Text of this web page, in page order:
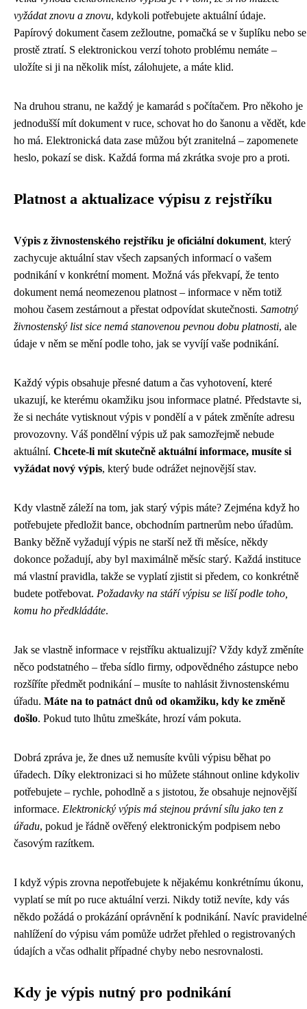
vyžádat znovu a znovu, kdykoli potřebujete aktuální údaje.
Papírový dokument časem zežloutne, pomačká se v šuplíku nebo se
prostě ztratí. S elektronickou verzí tohoto problému nemáte –
uložíte si ji na několik míst, zálohujete, a máte klid.
Na druhou stranu, ne každý je kamarád s počítačem. Pro někoho je
jednodušší mít dokument v ruce, schovat ho do šanonu a vědět, kde
ho má. Elektronická data zase můžou být zranitelná – zapomenete
heslo, pokazí se disk. Každá forma má zkrátka svoje pro a proti.
Platnost a aktualizace výpisu z rejstříku
Výpis z živnostenského rejstříku je oficiální dokument, který
zachycuje aktuální stav všech zapsaných informací o vašem
podnikání v konkrétní moment. Možná vás překvapí, že tento
dokument nemá neomezenou platnost – informace v něm totiž
mohou časem zestárnout a přestat odpovídat skutečnosti. Samotný
živnostenský list sice nemá stanovenou pevnou dobu platnosti, ale
údaje v něm se mění podle toho, jak se vyvíjí vaše podnikání.
Každý výpis obsahuje přesné datum a čas vyhotovení, které
ukazují, ke kterému okamžiku jsou informace platné. Představte si,
že si necháte vytisknout výpis v pondělí a v pátek změníte adresu
provozovny. Váš pondělní výpis už pak samozřejmě nebude
aktuální. Chcete-li mít skutečně aktuální informace, musíte si
vyžádat nový výpis, který bude odrážet nejnovější stav.
Kdy vlastně záleží na tom, jak starý výpis máte? Zejména když ho
potřebujete předložit bance, obchodním partnerům nebo úřadům.
Banky běžně vyžadují výpis ne starší než tři měsíce, někdy
dokonce požadují, aby byl maximálně měsíc starý. Každá instituce
má vlastní pravidla, takže se vyplatí zjistit si předem, co konkrétně
budete potřebovat. Požadavky na stáří výpisu se liší podle toho,
komu ho předkládáte.
Jak se vlastně informace v rejstříku aktualizují? Vždy když změníte
něco podstatného – třeba sídlo firmy, odpovědného zástupce nebo
rozšíříte předmět podnikání – musíte to nahlásit živnostenskému
úřadu. Máte na to patnáct dnů od okamžiku, kdy ke změně
došlo. Pokud tuto lhůtu zmeškáte, hrozí vám pokuta.
Dobrá zpráva je, že dnes už nemusíte kvůli výpisu běhat po
úřadech. Díky elektronizaci si ho můžete stáhnout online kdykoliv
potřebujete – rychle, pohodlně a s jistotou, že obsahuje nejnovější
informace. Elektronický výpis má stejnou právní sílu jako ten z
úřadu, pokud je řádně ověřený elektronickým podpisem nebo
časovým razítkem.
I když výpis zrovna nepotřebujete k nějakému konkrétnímu úkonu,
vyplatí se mít po ruce aktuální verzi. Nikdy totiž nevíte, kdy vás
někdo požádá o prokázání oprávnění k podnikání. Navíc pravidelné
nahlížení do výpisu vám pomůže udržet přehled o registrovaných
údajích a včas odhalit případné chyby nebo nesrovnalosti.
Kdy je výpis nutný pro podnikání